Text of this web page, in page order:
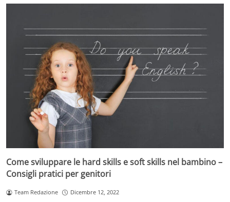
Come sviluppare le hard skills e soft skills nel bambino –
Consigli pratici per genitori
Team Redazione Dicembre 12, 2022